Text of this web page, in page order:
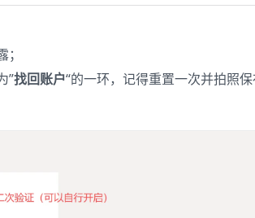
”找回账户“的一环，记得重置一次并拍照